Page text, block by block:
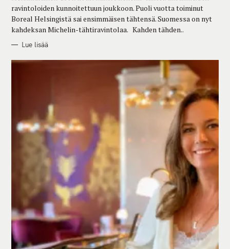
S
ravintoloiden kunnoitettuun joukkoon. Puoli vuotta toiminut
Boreal Helsingistä sai ensimmäisen tähtensä. Suomessa on nyt
kahdeksan Michelin-tähtiravintolaa. Kahden tähden..
Lue lisää